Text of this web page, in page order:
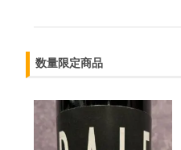
数量限定商品